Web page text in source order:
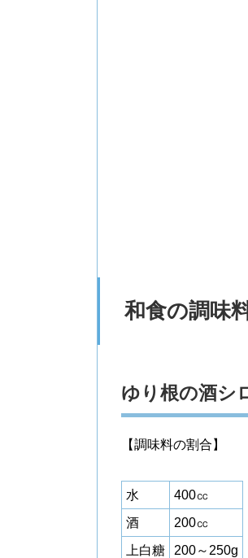
和食の調味
ゆり根の酒シ
【調味料の割合】
水
400㏄
酒
200㏄
上白糖
200～250g